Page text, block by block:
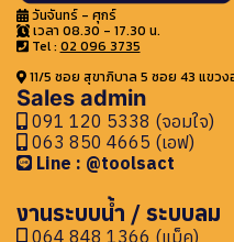
วันจันทร์ - ศุกร์
เวลา 08.30 - 17.30 น.
Tel : 02 096 3735
11/5 ซอย สุขาภิบาล 5 ซอย 43 แขว
Sales admin
091 120 5338 (จอมใจ)
063 850 4665 (เอฟ)
Line : @toolsact
งานระบบน้ำ / ระบบลม
064 848 1366 (แม็ค)